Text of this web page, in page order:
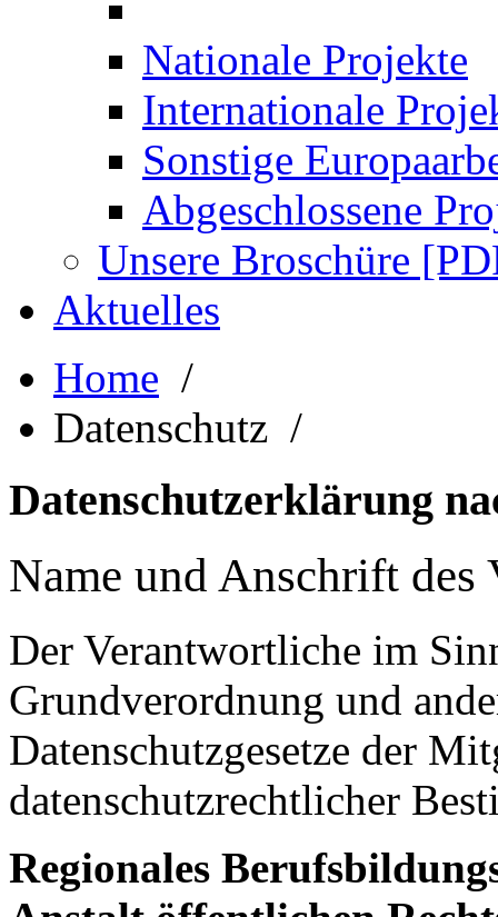
Nationale Projekte
Internationale
Sonstige
Abgeschlossene
Unsere Broschüre
Aktuelles
Home /
Datenschutz /
Datenschutzerklärung
Name und Anschrift des
Der Verantwortliche im
Grundverordnung und
Datenschutzgesetze der
datenschutzrechtlicher
Regionales